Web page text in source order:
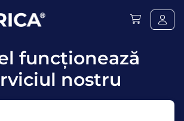
funcţionează
nostru